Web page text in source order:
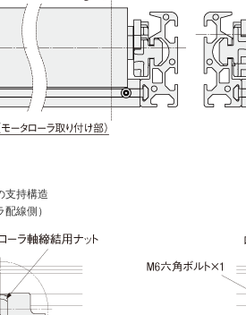
支持構造
線側）